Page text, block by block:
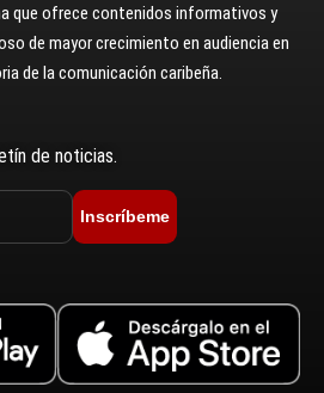
que ofrece contenidos informativos y
de mayor crecimiento en audiencia en
de la comunicación caribeña.
de noticias.
Inscríbeme